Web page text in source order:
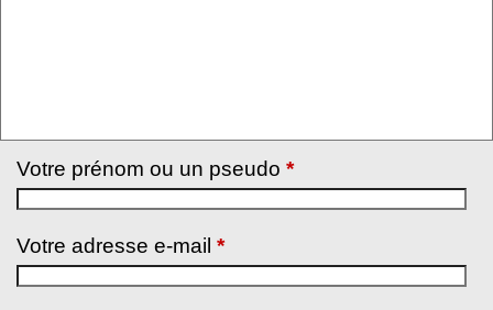
Votre prénom ou un pseudo *
Votre adresse e-mail *